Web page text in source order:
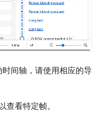
间轴，请使用相应的导
查看特定帧。